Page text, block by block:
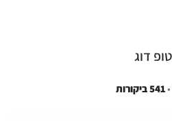
דוג
•541 ביקורות